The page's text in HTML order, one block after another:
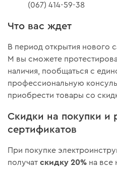
(067) 414-59-38
Что вас ждет
В период открытия нового
M вы сможете
наличия, пообщаться с
профессиональную
приобрести товары со
Скидки на покупки и
сертификатов
При покупке
получат скидку 20% на все